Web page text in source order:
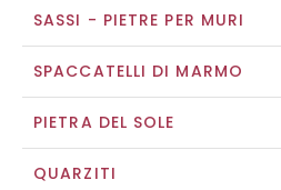
SASSI - PIETRE PER MURI
SPACCATELLI DI MARMO
PIETRA DEL SOLE
QUARZITI